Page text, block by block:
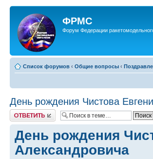
ФРМС
Форум Федерации
Список форумов ‹ Общие вопросы ‹
День рождения Чистова
Ответить
День рождения
Александровича